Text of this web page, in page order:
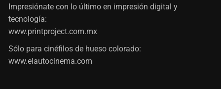
Impresiónate con lo último en impresión digital y
tecnología:
www.printproject.com.mx
Sólo para cinéfilos de hueso colorado:
www.elautocinema.com